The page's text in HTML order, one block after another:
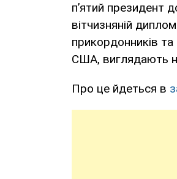
п’ятий президент
вітчизняній
прикордонників
США, виглядають
Про це йдеться в